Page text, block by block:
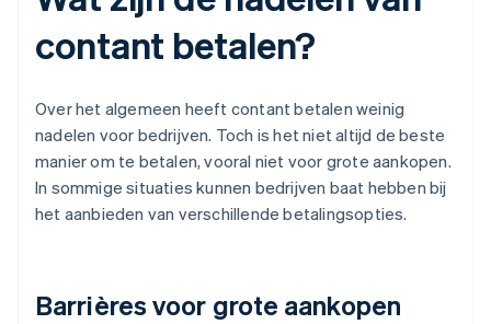
contant betalen?
Over het algemeen heeft contant betalen weinig
nadelen voor bedrijven. Toch is het niet altijd de beste
manier om te betalen, vooral niet voor grote aankopen.
In sommige situaties kunnen bedrijven baat hebben bij
het aanbieden van verschillende betalingsopties.
Barrières voor grote aankopen